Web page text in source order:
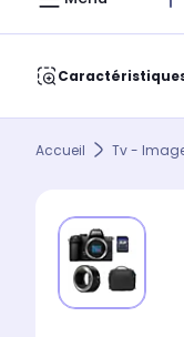
Accueil Tv -